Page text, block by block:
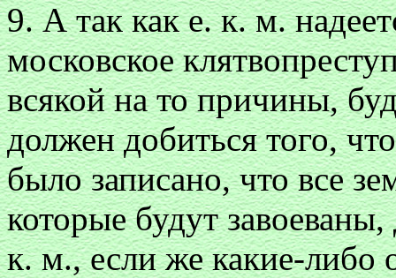
9. А так как е. к. м.
московское
всякой на то причины,
должен добиться того,
было записано, что все
которые будут
к. м., если же какие-либо